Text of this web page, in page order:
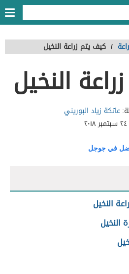
/ كيف يتم زراعة النخيل
النخيل
عاتكة زياد البوريني
في جوجل
النخيل
النخيل